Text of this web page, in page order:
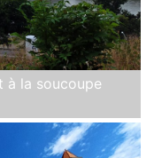
à la soucoupe